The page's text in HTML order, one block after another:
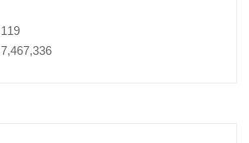
119
7,467,336